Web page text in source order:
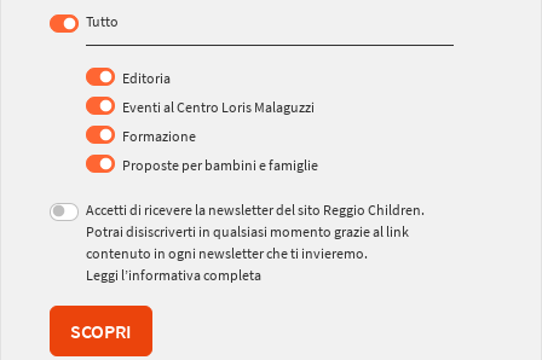
Tutto
Editoria
Eventi al Centro Loris Malaguzzi
Formazione
Proposte per bambini e famiglie
Accetti di ricevere la newsletter del sito Reggio Children.
Potrai disiscriverti in qualsiasi momento grazie al link
contenuto in ogni newsletter che ti invieremo.
Leggi l’informativa completa
SCOPRI